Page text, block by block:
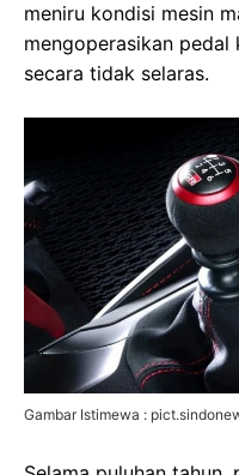
meniru kondisi mesin
mengoperasikan
secara tidak selaras.
Gambar Istimewa :